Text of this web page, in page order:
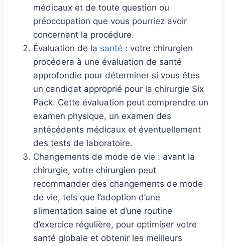
médicaux et de toute question ou
préoccupation que vous pourriez avoir
concernant la procédure.
Évaluation de la santé : votre chirurgien
procédera à une évaluation de santé
approfondie pour déterminer si vous êtes
un candidat approprié pour la chirurgie Six
Pack. Cette évaluation peut comprendre un
examen physique, un examen des
antécédents médicaux et éventuellement
des tests de laboratoire.
Changements de mode de vie : avant la
chirurgie, votre chirurgien peut
recommander des changements de mode
de vie, tels que l’adoption d’une
alimentation saine et d’une routine
d’exercice régulière, pour optimiser votre
santé globale et obtenir les meilleurs